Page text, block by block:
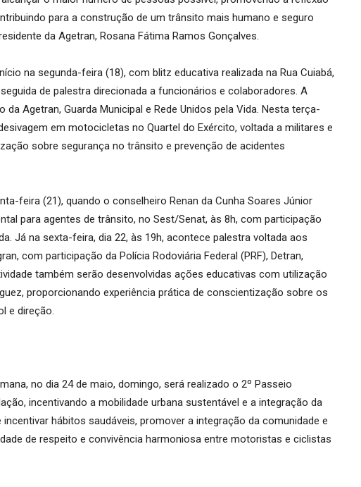
para a construção de um trânsito mais humano e seguro
da Agetran, Rosana Fátima Ramos Gonçalves.
na segunda-feira (18), com blitz educativa realizada na Rua Cuiabá,
de palestra direcionada a funcionários e colaboradores. A
Agetran, Guarda Municipal e Rede Unidos pela Vida. Nesta terça-
em motocicletas no Quartel do Exército, voltada a militares e
sobre segurança no trânsito e prevenção de acidentes
feira (21), quando o conselheiro Renan da Cunha Soares Júnior
para agentes de trânsito, no Sest/Senat, às 8h, com participação
Já na sexta-feira, dia 22, às 19h, acontece palestra voltada aos
com participação da Polícia Rodoviária Federal (PRF), Detran,
também serão desenvolvidas ações educativas com utilização
proporcionando experiência prática de conscientização sobre os
e direção.
no dia 24 de maio, domingo, será realizado o 2º Passeio
incentivando a mobilidade urbana sustentável e a integração da
hábitos saudáveis, promover a integração da comunidade e
de respeito e convivência harmoniosa entre motoristas e ciclistas